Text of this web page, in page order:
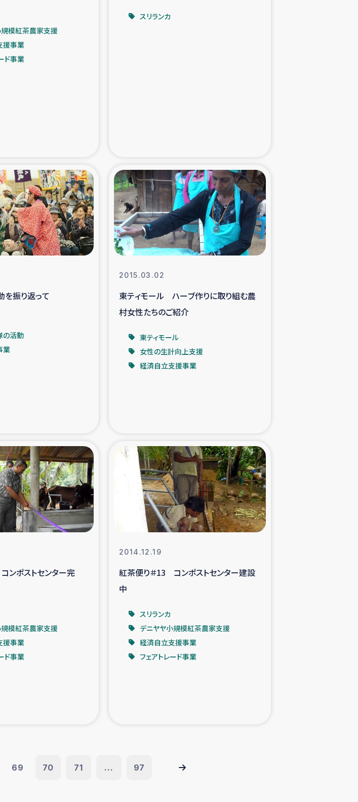
ミャンマー緊急支援
復興応援隊の活動
漁業復興支援
経済自立支援事業
ガザ空爆被災者への食料支援と農家生産支援
ガザ地区酪農を通した女性グループの生計支援
フェアトレード事業
アイナロ県マウベシ郡でのコーヒー畑改善事業
女性の生計向上支援
規模紅茶農家支援
援事業
ド事業
スリランカ
振り返って
の活動
業
2015.03.02
東ティモール ハーブ作りに取り組む農
村女性たちのご紹介
東ティモール
女性の生計向上支援
経済自立支援事業
ンポストセンター完
規模紅茶農家支援
援事業
ド事業
2014.12.19
紅茶便り＃13 コンポストセンター建設
中
スリランカ
デニヤヤ小規模紅茶農家支援
経済自立支援事業
フェアトレード事業
69 70 71 ... 97